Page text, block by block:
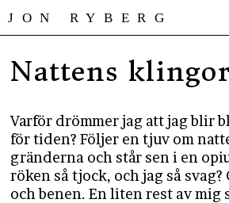
JON RYBERG
Nattens klingor
Varför drömmer jag att jag blir
för tiden? Följer en tjuv om
gränderna och står sen i en
röken så tjock, och jag så svag?
och benen. En liten rest av mig